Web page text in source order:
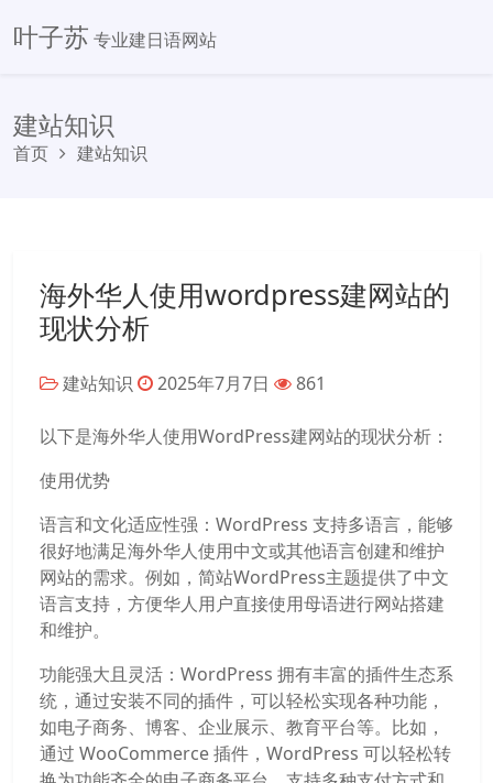
叶子苏 专业建日语网站
建站知识
首页 建站知识
海外华人使用wordpress建网站的
现状分析
建站知识 2025年7月7日 861
以下是海外华人使用WordPress建网站的现状分析：
使用优势
语言和文化适应性强：WordPress 支持多语言，能够
很好地满足海外华人使用中文或其他语言创建和维护
网站的需求。例如，简站WordPress主题提供了中文
语言支持，方便华人用户直接使用母语进行网站搭建
和维护。
功能强大且灵活：WordPress 拥有丰富的插件生态系
统，通过安装不同的插件，可以轻松实现各种功能，
如电子商务、博客、企业展示、教育平台等。比如，
通过 WooCommerce 插件，WordPress 可以轻松转